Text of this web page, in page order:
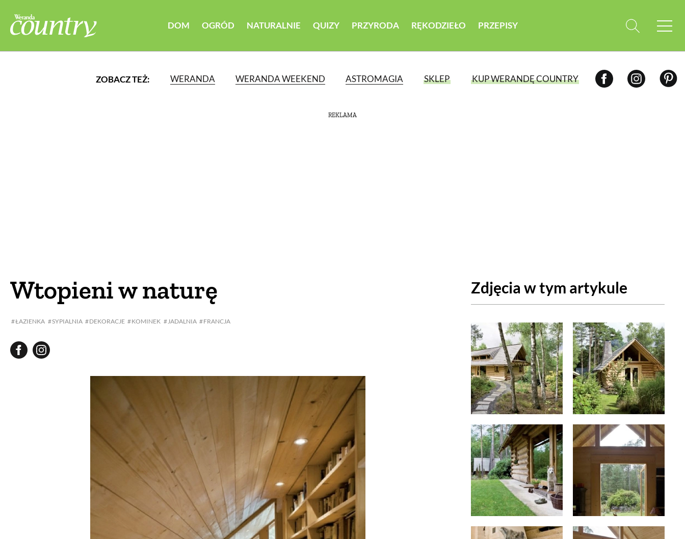
DOM OGRÓD NATURALNIE QUIZY PRZYRODA RĘKODZIEŁO PRZEPISY
ZOBACZ TEŻ: WERANDA WERANDA WEEKEND ASTROMAGIA SKLEP KUP WERANDĘ COUNTRY
REKLAMA
Wtopieni w naturę
ŁAZIENKA SYPIALNIA DEKORACJE KOMINEK JADALNIA FRANCJA
Zdjęcia w tym artykule
PROJEKTOWANIE OGRODU NATURALNA APTECZKA
ZWIERZĘTA DOMOWE
RĘKODZIEŁO RZEMIOSŁO
ZWYCZAJE PRZEPISY ŚNIADANIA PRZYSTAWKI ZUPY
DANIA GŁÓWNE CIASTA I DESERY PRZETWORY INNE